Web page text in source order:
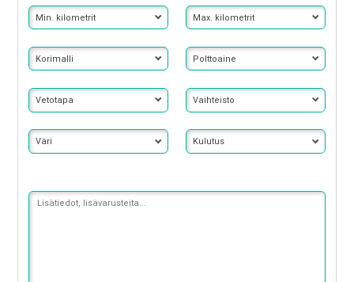
kilometrit
kilometrit
ja
toiveet